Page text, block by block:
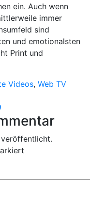
ein. Auch wenn
immer
sind
und emotionalsten
Print und
Videos, Web TV